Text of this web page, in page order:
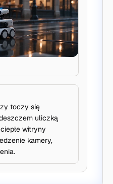
toczy się
uliczką
witryny
kamery,